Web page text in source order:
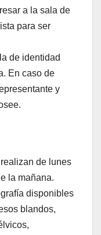
a la sala de
para ser
de identidad
En caso de
y
de lunes
la mañana.
disponibles
blandos,